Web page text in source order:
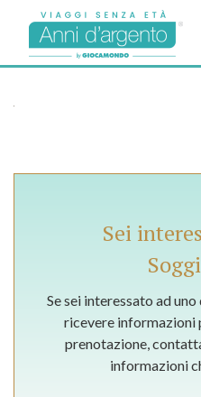
Sei
Se sei interessato ad
ricevere informazioni
prenotazione,
informazioni